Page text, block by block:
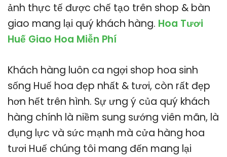
ảnh thực tế được chế tạo trên shop & bàn
giao mang lại quý khách hàng. Hoa Tươi
Huế Giao Hoa Miễn Phí
Khách hàng luôn ca ngợi shop hoa sinh
sống Huế hoa đẹp nhất & tươi, còn rất đẹp
hơn hết trên hình. Sự ưng ý của quý khách
hàng chính là niềm sung sướng viên mãn, là
đụng lực và sức mạnh mà cửa hàng hoa
tươi Huế chúng tôi mang đến mang lại